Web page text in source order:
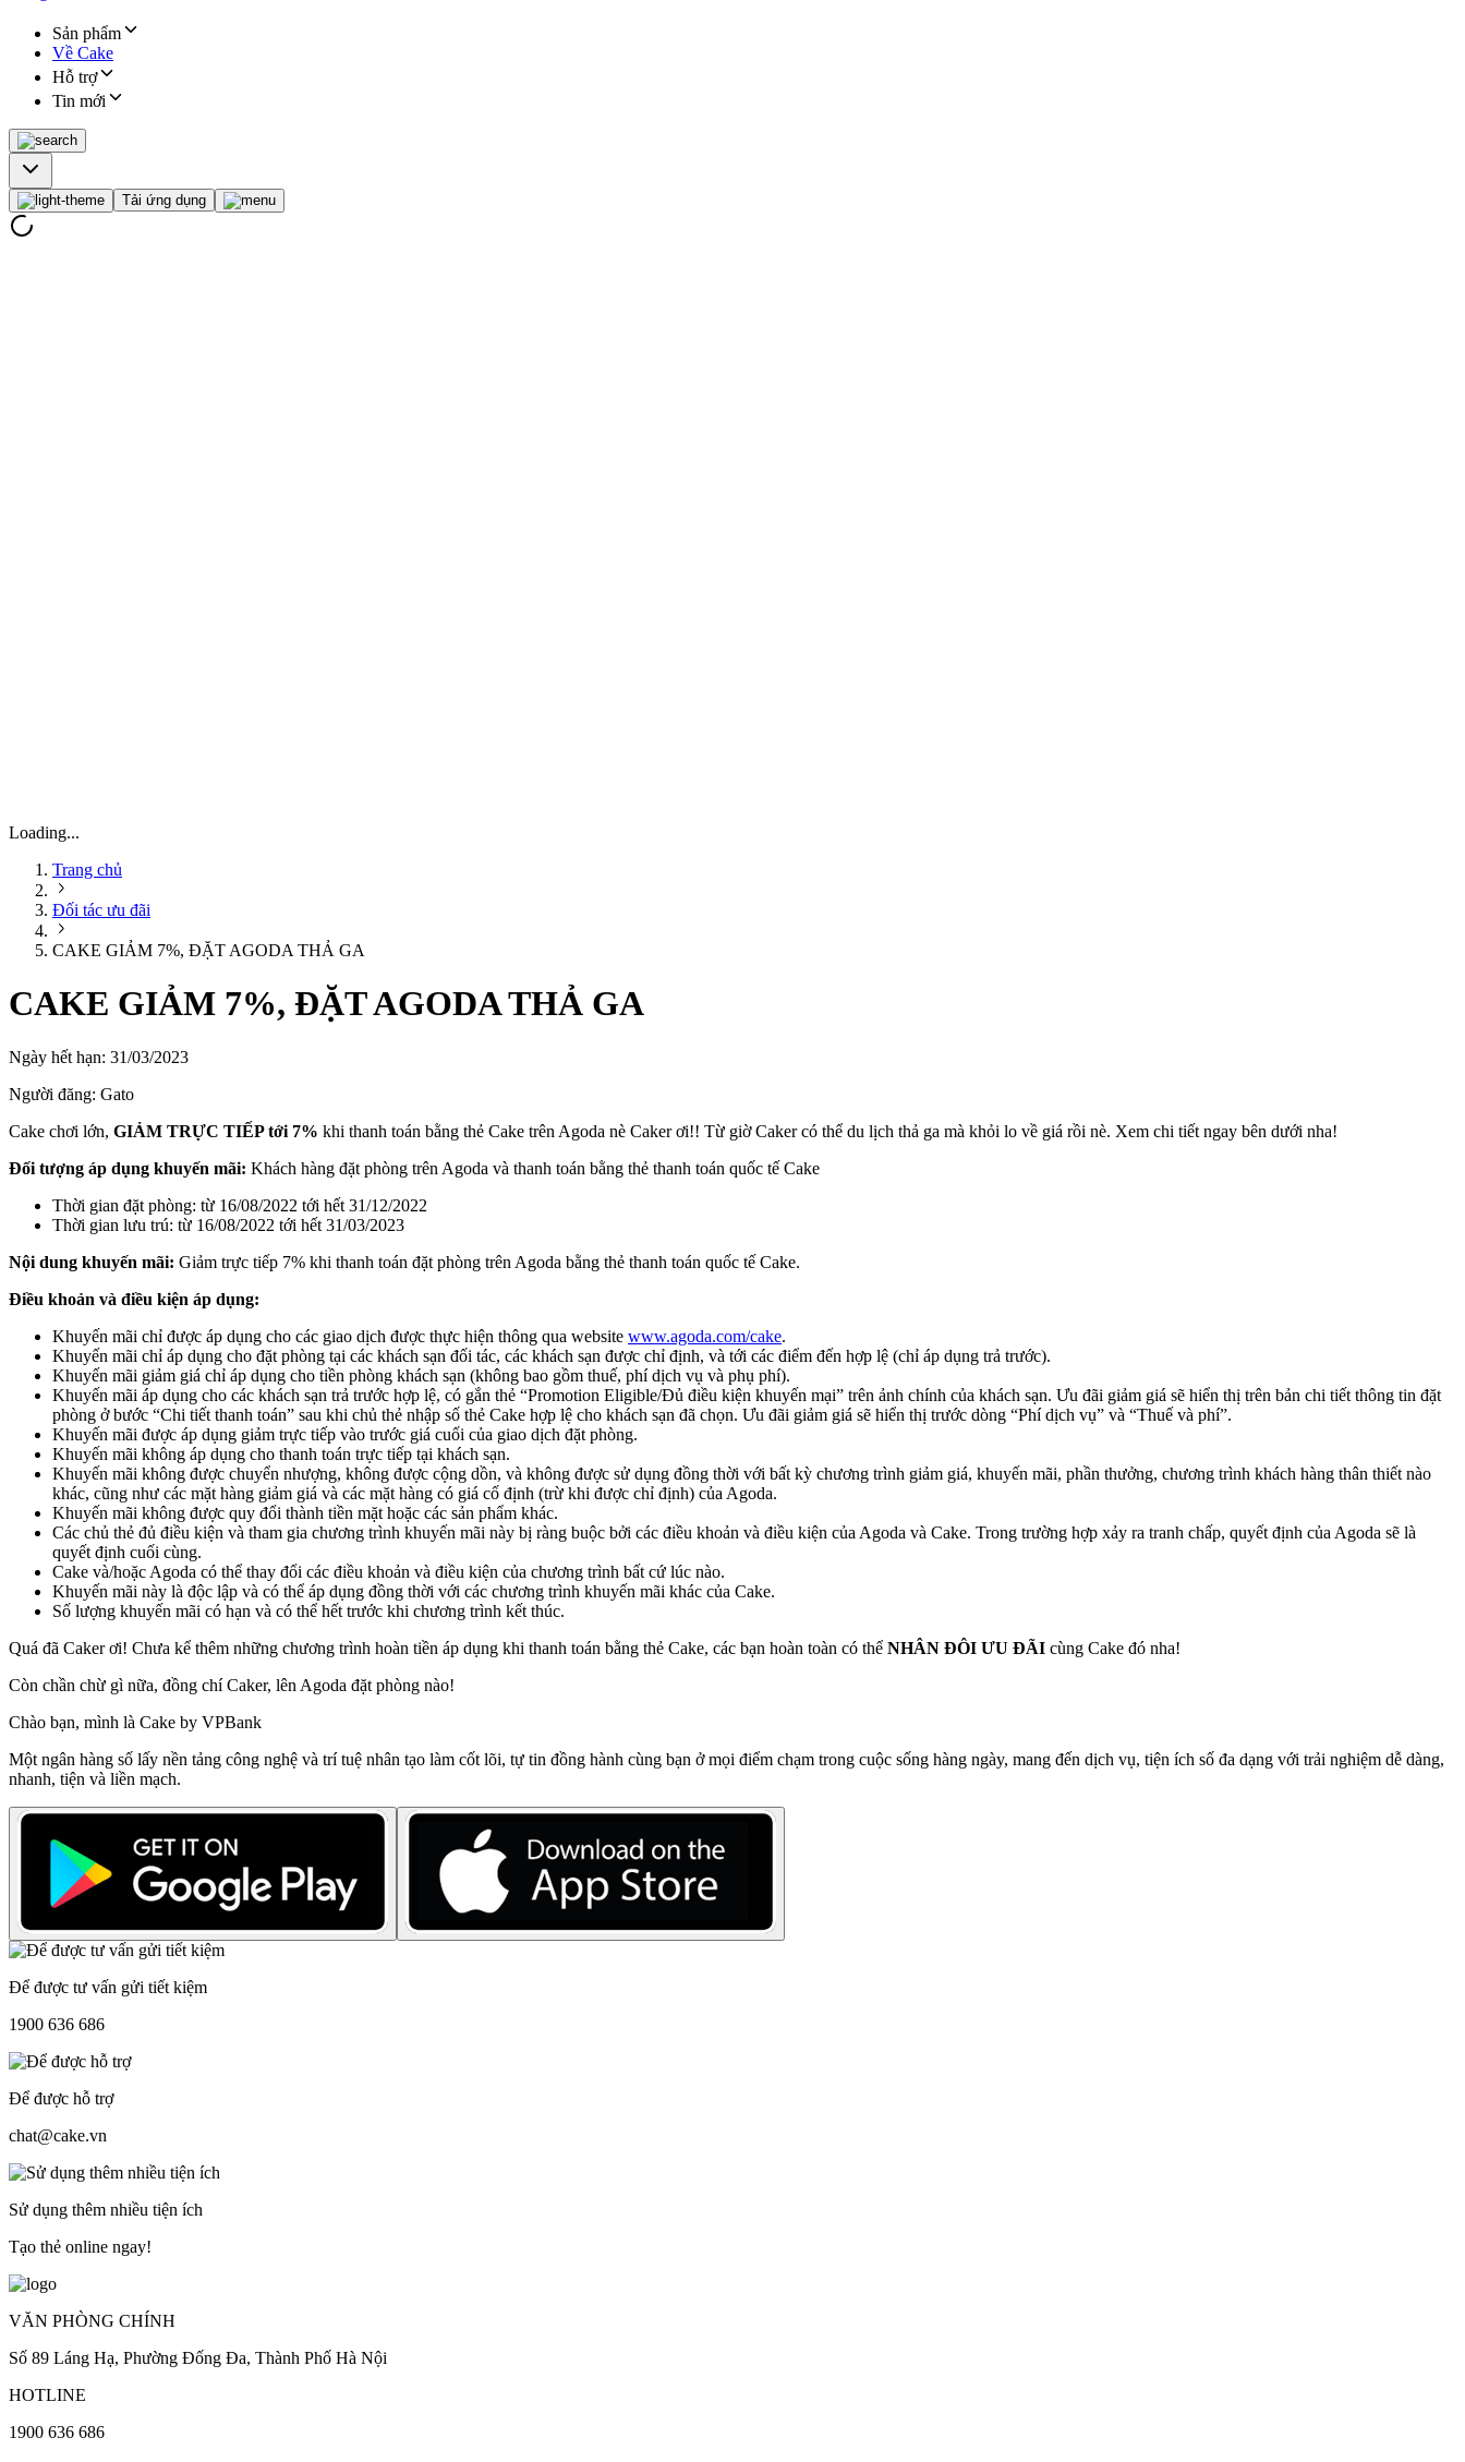
Sản phẩm
Về Cake
Hỗ trợ
Tin mới
Tải ứng dụng
Loading...
Trang chủ
Đối tác ưu đãi
CAKE GIẢM 7%, ĐẶT AGODA THẢ GA
CAKE GIẢM 7%, ĐẶT AGODA THẢ GA
Ngày hết hạn: 31/03/2023
Người đăng: Gato
Cake chơi lớn, GIẢM TRỰC TIẾP tới 7% khi thanh toán bằng thẻ Cake trên Agoda nè Caker ơi!! Từ giờ Caker có thể du lịch thả ga mà khỏi lo về giá rồi nè. Xem chi tiết ngay bên dưới nha!
Đối tượng áp dụng khuyến mãi: Khách hàng đặt phòng trên Agoda và thanh toán bằng thẻ thanh toán quốc tế Cake
Thời gian đặt phòng: từ 16/08/2022 tới hết 31/12/2022
Thời gian lưu trú: từ 16/08/2022 tới hết 31/03/2023
Nội dung khuyến mãi: Giảm trực tiếp 7% khi thanh toán đặt phòng trên Agoda bằng thẻ thanh toán quốc tế Cake.
Điều khoản và điều kiện áp dụng:
Khuyến mãi chỉ được áp dụng cho các giao dịch được thực hiện thông qua website www.agoda.com/cake.
Khuyến mãi chỉ áp dụng cho đặt phòng tại các khách sạn đối tác, các khách sạn được chỉ định, và tới các điểm đến hợp lệ (chỉ áp dụng trả trước).
Khuyến mãi giảm giá chỉ áp dụng cho tiền phòng khách sạn (không bao gồm thuế, phí dịch vụ và phụ phí).
Khuyến mãi áp dụng cho các khách sạn trả trước hợp lệ, có gắn thẻ “Promotion Eligible/Đủ điều kiện khuyến mại” trên ảnh chính của khách sạn. Ưu đãi giảm giá sẽ hiển thị trên bản chi tiết thông tin đặt
phòng ở bước “Chi tiết thanh toán” sau khi chủ thẻ nhập số thẻ Cake hợp lệ cho khách sạn đã chọn. Ưu đãi giảm giá sẽ hiển thị trước dòng “Phí dịch vụ” và “Thuế và phí”.
Khuyến mãi được áp dụng giảm trực tiếp vào trước giá cuối của giao dịch đặt phòng.
Khuyến mãi không áp dụng cho thanh toán trực tiếp tại khách sạn.
Khuyến mãi không được chuyển nhượng, không được cộng dồn, và không được sử dụng đồng thời với bất kỳ chương trình giảm giá, khuyến mãi, phần thưởng, chương trình khách hàng thân thiết nào
khác, cũng như các mặt hàng giảm giá và các mặt hàng có giá cố định (trừ khi được chỉ định) của Agoda.
Khuyến mãi không được quy đổi thành tiền mặt hoặc các sản phẩm khác.
Các chủ thẻ đủ điều kiện và tham gia chương trình khuyến mãi này bị ràng buộc bởi các điều khoản và điều kiện của Agoda và Cake. Trong trường hợp xảy ra tranh chấp, quyết định của Agoda sẽ là
quyết định cuối cùng.
Cake và/hoặc Agoda có thể thay đổi các điều khoản và điều kiện của chương trình bất cứ lúc nào.
Khuyến mãi này là độc lập và có thể áp dụng đồng thời với các chương trình khuyến mãi khác của Cake.
Số lượng khuyến mãi có hạn và có thể hết trước khi chương trình kết thúc.
Quá đã Caker ơi! Chưa kể thêm những chương trình hoàn tiền áp dụng khi thanh toán bằng thẻ Cake, các bạn hoàn toàn có thể NHÂN ĐÔI ƯU ĐÃI cùng Cake đó nha!
Còn chần chừ gì nữa, đồng chí Caker, lên Agoda đặt phòng nào!
Chào bạn, mình là Cake by VPBank
Một ngân hàng số lấy nền tảng công nghệ và trí tuệ nhân tạo làm cốt lõi, tự tin đồng hành cùng bạn ở mọi điểm chạm trong cuộc sống hàng ngày, mang đến dịch vụ, tiện ích số đa dạng với trải nghiệm dễ dàng,
nhanh, tiện và liền mạch.
Để được tư vấn gửi tiết kiệm
1900 636 686
Để được hỗ trợ
chat@cake.vn
Sử dụng thêm nhiều tiện ích
Tạo thẻ online ngay!
VĂN PHÒNG CHÍNH
Số 89 Láng Hạ, Phường Đống Đa, Thành Phố Hà Nội
HOTLINE
1900 636 686